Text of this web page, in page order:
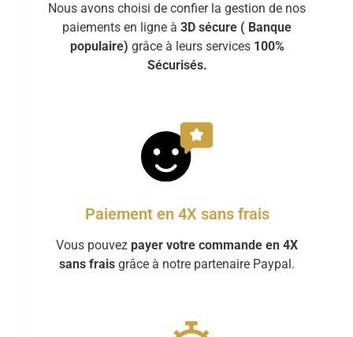
Nous avons choisi de confier la gestion de nos
paiements en ligne à 3D sécure ( Banque
populaire) grâce à leurs services 100%
Sécurisés.
Paiement en 4X sans frais
Vous pouvez payer votre commande en 4X
sans frais grâce à notre partenaire Paypal.